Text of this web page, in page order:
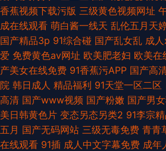
香蕉视频下载污版 三级黄色视频网址
成在线观看 萌白酱一线天 乱伦五月天
国产精品3p 91综合碰 国产乱女乱 成
爱 免费黄色av网址 欧美肥老妇 欧美在
产美女在线免费 91香蕉污APP 国产高
院 韩日成人 精品福利 91天堂一区二区
高清 国产www视频 国产粉嫩 国产男
美日韩黄色片 变态另态另类2 91李宗
五月 国产无码网站 三级无毒免费 青青
在线观看 91插 成人中文字幕免费 成年